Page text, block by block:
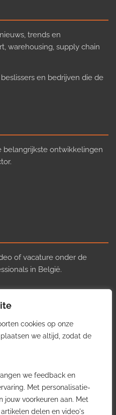
cookies op onze
we altijd, zodat de
we feedback en
Met personalisatie-
jouw voorkeuren aan. Met
delen en video's
trends en
warehousing, supply chain
en bedrijven die de
belangrijkste ontwikkelingen
of vacature onder de
in België.
sector in uw inbox.
je gratis
update